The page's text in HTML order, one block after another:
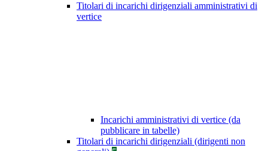
Titolari di incarichi dirigenziali amministrativi di
vertice
Incarichi amministrativi di vertice (da
pubblicare in tabelle)
Titolari di incarichi dirigenziali (dirigenti non